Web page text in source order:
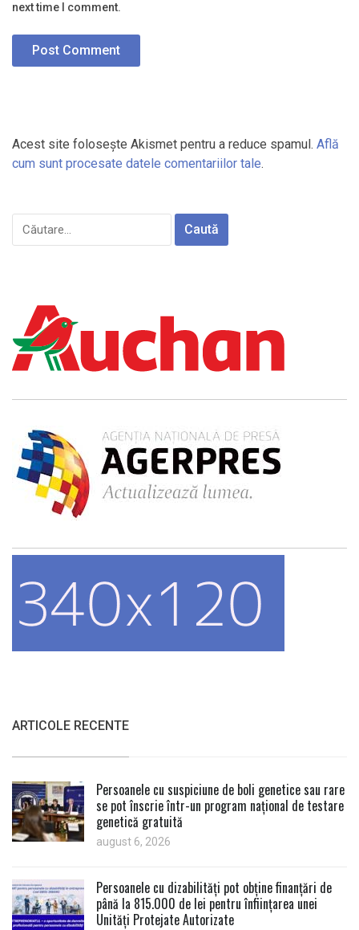
next time I comment.
Acest site folosește Akismet pentru a reduce spamul. Află
cum sunt procesate datele comentariilor tale.
Caută
după:
ARTICOLE RECENTE
Persoanele cu suspiciune de boli genetice sau rare
se pot înscrie într-un program național de testare
genetică gratuită
august 6, 2026
Persoanele cu dizabilități pot obține finanțări de
până la 815.000 de lei pentru înființarea unei
Unități Protejate Autorizate